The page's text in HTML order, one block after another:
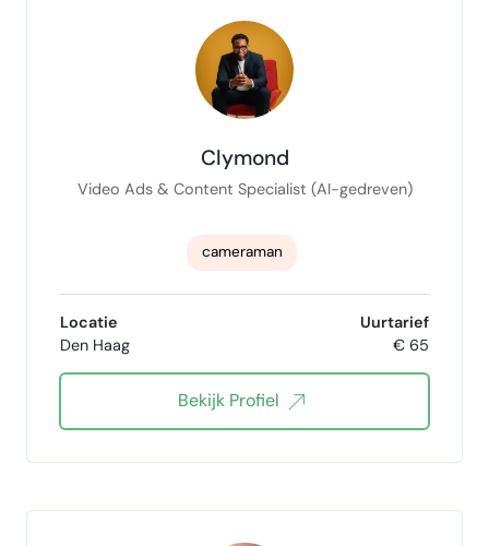
Clymond
Video Ads & Content Specialist (AI-gedreven)
cameraman
Video Editing shortform color grading
Social Marketing video opname
Locatie
Den Haag
Uurtarief
€ 65
Bekijk Profiel